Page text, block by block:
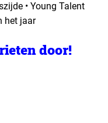
• Young Talent
het jaar
door!